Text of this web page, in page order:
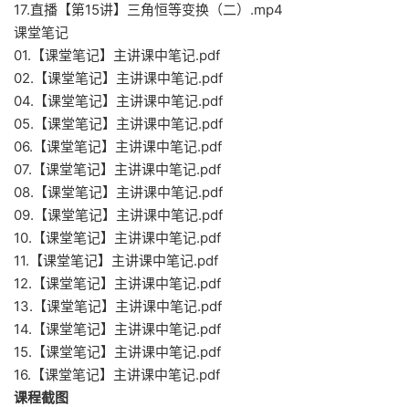
17.直播【第15讲】三角恒等变换（二）.mp4
课堂笔记
01.【课堂笔记】主讲课中笔记.pdf
02.【课堂笔记】主讲课中笔记.pdf
04.【课堂笔记】主讲课中笔记.pdf
05.【课堂笔记】主讲课中笔记.pdf
06.【课堂笔记】主讲课中笔记.pdf
07.【课堂笔记】主讲课中笔记.pdf
08.【课堂笔记】主讲课中笔记.pdf
09.【课堂笔记】主讲课中笔记.pdf
10.【课堂笔记】主讲课中笔记.pdf
11.【课堂笔记】主讲课中笔记.pdf
12.【课堂笔记】主讲课中笔记.pdf
13.【课堂笔记】主讲课中笔记.pdf
14.【课堂笔记】主讲课中笔记.pdf
15.【课堂笔记】主讲课中笔记.pdf
16.【课堂笔记】主讲课中笔记.pdf
课程截图